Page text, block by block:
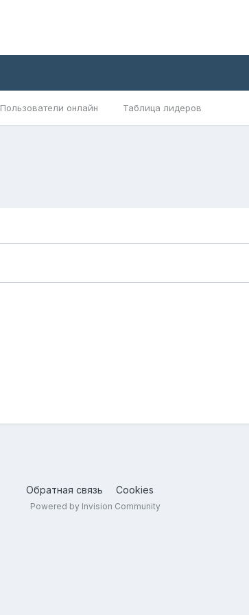
Пользователи онлайн Таблица лидеров
Обратная связь Cookies
Powered by Invision Community